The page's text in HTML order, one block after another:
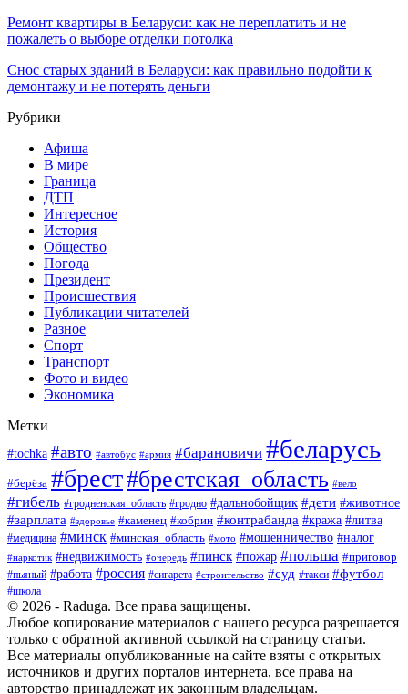
Ремонт квартиры в Беларуси: как не переплатить и не
пожалеть о выборе отделки потолка
Снос старых зданий в Беларуси: как правильно подойти к
демонтажу и не потерять деньги
Рубрики
Афиша
В мире
Граница
ДТП
Интересное
История
Общество
Погода
Президент
Происшествия
Публикации читателей
Разное
Спорт
Транспорт
Фото и видео
Экономика
Метки
#tochka #авто #автобус #армия #барановичи #беларусь
#берёза #брест#брестская_область #вело
#гибель #гродненская_область #гродно #дальнобойщик #дети #животное
#зарплата #здоровье #каменец #кобрин #контрабанда #кража #литва
#медицина #минск #минская_область #мото #мошенничество #налог
#наркотик #недвижимость #очередь #пинск #пожар #польша #приговор
#пьяный #работа #россия #сигарета #строительство #суд #такси #футбол
#школа
© 2026 - Raduga. Все права защищены.
Любое копирование материалов с нашего ресурса разрешается
только с обратной активной ссылкой на страницу статьи.
Все материалы опубликованные на сайте взяты с открытых
источников и других порталов интернета, все права на
авторство принадлежат их законным владельцам.